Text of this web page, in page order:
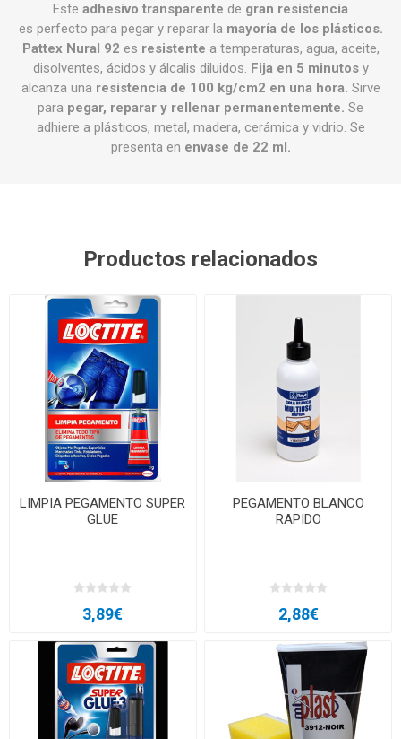
Este adhesivo transparente de gran resistencia
es perfecto para pegar y reparar la mayoría de los plásticos.
Pattex Nural 92 es resistente a temperaturas, agua, aceite,
disolventes, ácidos y álcalis diluidos. Fija en 5 minutosy
alcanza una resistencia de 100 kg/cm2 en una hora. Sirve
para pegar, reparar y rellenar permanentemente. Se
adhiere a plásticos, metal, madera, cerámica y vidrio. Se
presenta en envase de 22 ml.
Productos relacionados
LIMPIA PEGAMENTO SUPER
GLUE
3,89€
PEGAMENTO BLANCO
RAPIDO
2,88€